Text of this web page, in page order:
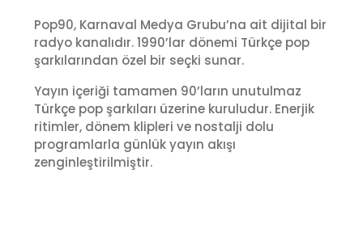
Pop90, Karnaval Medya Grubu’na ait dijital bir
radyo kanalıdır. 1990’lar dönemi Türkçe pop
şarkılarından özel bir seçki sunar.
Yayın içeriği tamamen 90’ların unutulmaz
Türkçe pop şarkıları üzerine kuruludur. Enerjik
ritimler, dönem klipleri ve nostalji dolu
programlarla günlük yayın akışı
zenginleştirilmiştir.